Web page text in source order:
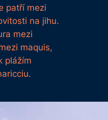
patří mezi
na jihu.
mezi
maquis,
plážím